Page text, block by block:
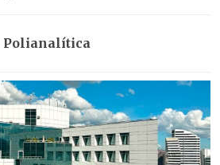
Polianalítica